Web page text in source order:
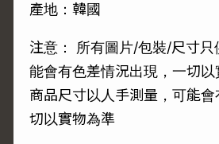
產地：韓國
注意： 所有圖片/包裝/尺寸
能會有色差情況出現，一切以
商品尺寸以人手測量，可能
切以實物為準